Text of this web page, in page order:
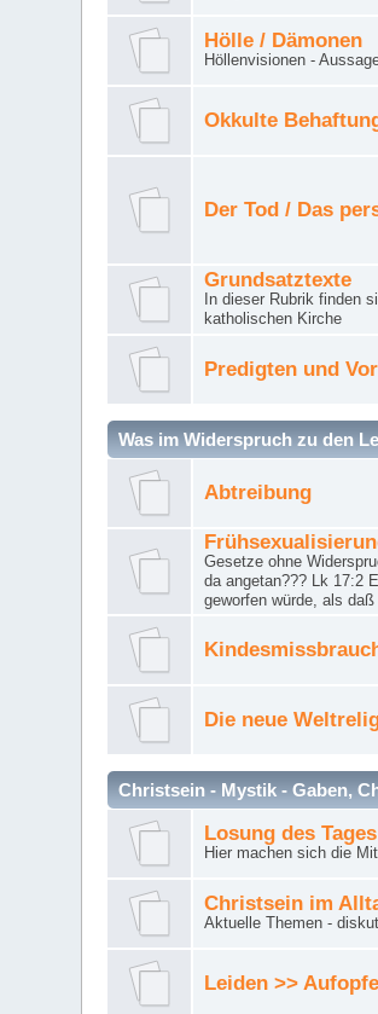
Hölle / Dämonen
Höllenvisionen -
Okkulte
Der Tod / Das
Grundsatztexte
In dieser Rubrik finden
katholischen Kirche
Predigten und
Was im Widerspruch zu den
Abtreibung
Gesetze ohne
da angetan??? Lk 17:2
geworfen würde, als
Die neue
Christsein - Mystik - Gaben,
Losung des Tages
Hier machen sich die
Christsein im
Aktuelle Themen -
Leiden >>